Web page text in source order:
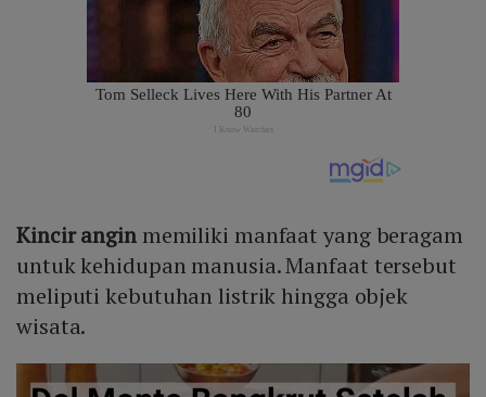
Kincir anginmemiliki manfaat yang beragam
untuk kehidupan manusia. Manfaat tersebut
meliputi kebutuhan listrik hingga objek
wisata.